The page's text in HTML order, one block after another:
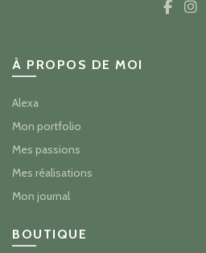
À PROPOS DE MOI
Alexa
Mon portfolio
Mes passions
Mes réalisations
Mon journal
BOUTIQUE